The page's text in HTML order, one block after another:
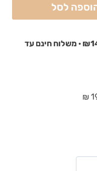
לסל
משלוח חינם לנקודת איסוף מעל ₪149 · משלוח חינם עד